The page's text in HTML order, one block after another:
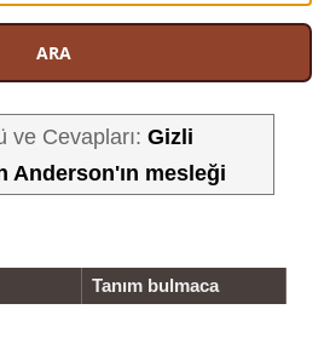
ARA
ve Cevapları: Gizli
Anderson'ın mesleği
Tanım bulmaca